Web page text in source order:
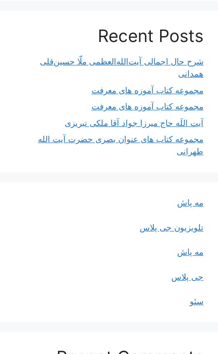
Recent Posts
شرح حال اجمالی آیت‌الله‌العظمی ملّا حسین‌قلی
همدانی
مجموعه کتاب آموزه های معرفت
مجموعه کتاب آموزه های معرفت
آیت اللَه حاج میرزا جواد آقا ملکی تبریزی
مجموعه کتاب های عنوان بصری حضرت آیت الله
طهرانی
مه پاش
تلویزیون جی پلاس
مه پاش
جی پلاس
سئو